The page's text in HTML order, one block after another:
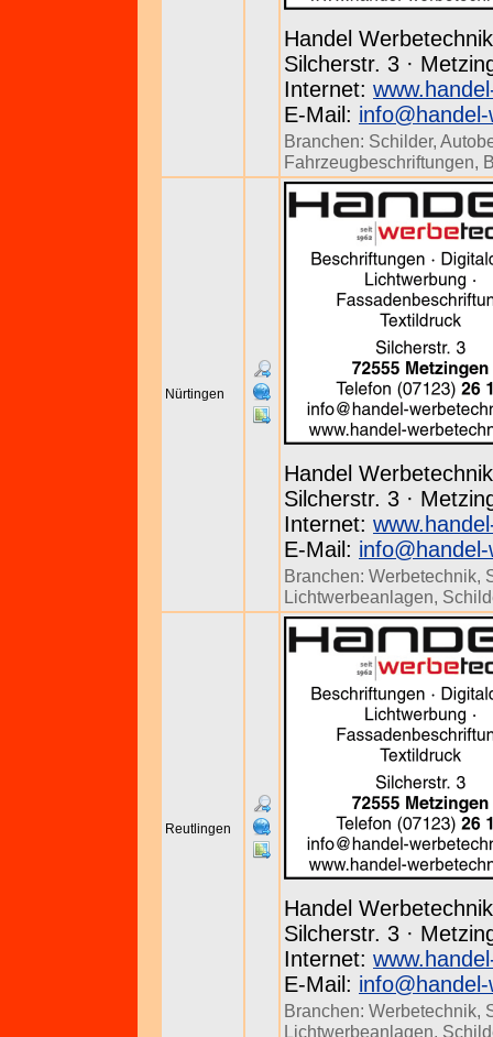
Handel Werbetechnik
Silcherstr. 3 ·
Internet:
E-Mail:
Branchen: Schilder,
Fahrzeugbeschriftungen,
Nürtingen
Handel Werbetechnik
Silcherstr. 3 ·
Internet:
E-Mail:
Branchen: Werbetechnik,
Lichtwerbeanlagen,
Reutlingen
Handel Werbetechnik
Silcherstr. 3 ·
Internet:
E-Mail:
Branchen: Werbetechnik,
Lichtwerbeanlagen,